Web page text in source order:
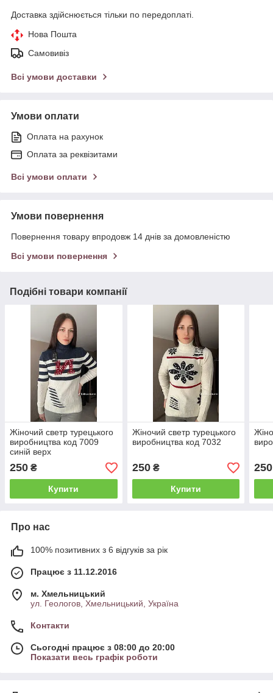
Доставка здійснюється тільки по передоплаті.
Нова Пошта
Самовивіз
Всі умови доставки
Умови оплати
Оплата на рахунок
Оплата за реквізитами
Всі умови оплати
Умови повернення
Повернення товару впродовж 14 днів за домовленістю
Всі умови повернення
Подібні товари компанії
Жіночий светр турецького
виробництва код 7009
синій верх
250 ₴
Купити
Жіночий светр турецького
виробництва код 7032
250₴
Купити
250
Про нас
100% позитивних з 6 відгуків за рік
Працює з 11.12.2016
м. Хмельницький
ул. Геологов, Хмельницький, Україна
Контакти
Сьогодні працює з 08:00 до 20:00
Показати весь графік роботи